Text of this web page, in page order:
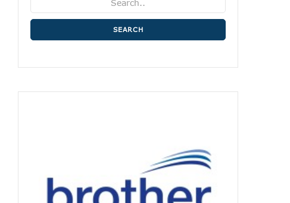
SEARCH